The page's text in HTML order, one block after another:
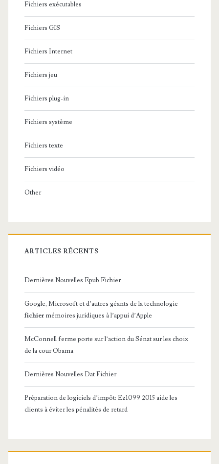
Fichiers exécutables
Fichiers GIS
Fichiers Internet
Fichiers jeu
Fichiers plug-in
Fichiers système
Fichiers texte
Fichiers vidéo
Other
ARTICLES RÉCENTS
Dernières Nouvelles Epub Fichier
Google, Microsoft et d’autres géants de la technologie
fichier mémoires juridiques à l’appui d’Apple
McConnell ferme porte sur l’action du Sénat sur les choix
de la cour Obama
Dernières Nouvelles Dat Fichier
Préparation de logiciels d’impôt: Ez1099 2015 aide les
clients à éviter les pénalités de retard